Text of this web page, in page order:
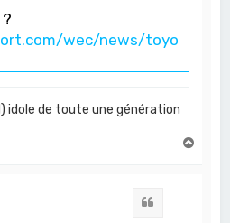
wec/news/toyo
idole de toute une génération